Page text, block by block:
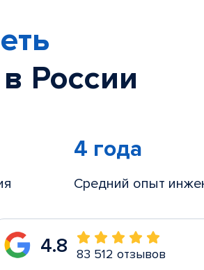
России
4 года
Средний опыт
4.8 83 512 отзывов